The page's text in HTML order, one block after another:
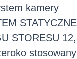
kamery
STORESU